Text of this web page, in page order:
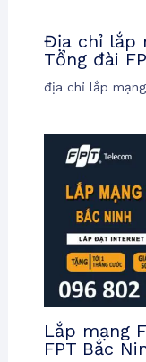
Địa chỉ lắp
Tổng đài
địa chỉ lắp
Lắp mạng
FPT Bắc